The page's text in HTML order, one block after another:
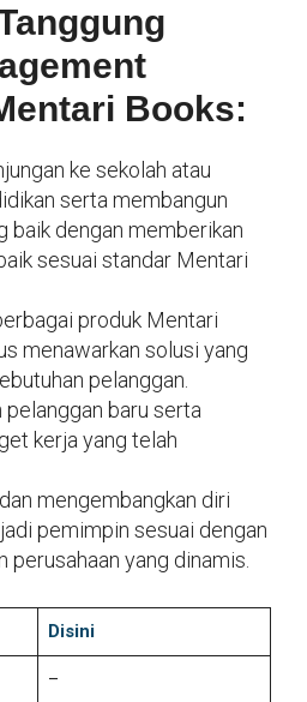
Books:
ke sekolah atau
serta membangun
baik dengan memberikan
sesuai standar Mentari
produk Mentari
menawarkan solusi yang
pelanggan.
baru serta
kerja yang telah
mengembangkan diri
pemimpin sesuai dengan
perusahaan yang dinamis.
Disini
–